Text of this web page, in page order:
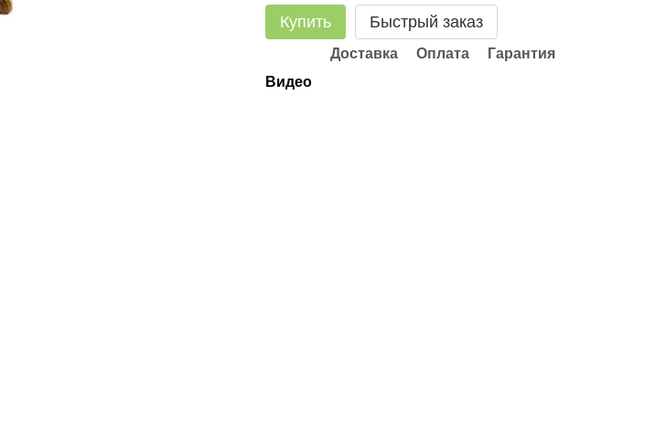
Купить Быстрый заказ
Доставка Оплата
Гарантия
Видео